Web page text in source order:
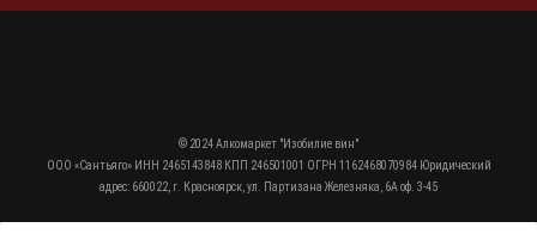
© 2024 Алкомаркет "Изобилие вин"
ООО «Сантьяго» ИНН 2465143848 КПП 246501001 ОГРН 1162468070984 Юридический
адрес: 660022, г. Красноярск, ул. Партизана Железняка, 6А оф. 3-45